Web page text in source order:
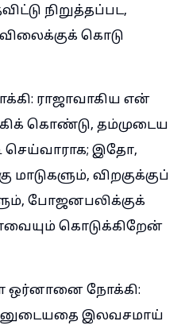
நிறுத்தப்பட,
கொடு
ராஜாவாகிய என்
கொண்டு, தம்முடைய
செய்வாராக; இதோ,
விறகுக்குப்
போஜனபலிக்குக்
கொடுக்கிறேன்
ஒர்னானை நோக்கி:
இலவசமாய்